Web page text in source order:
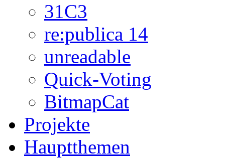
31C3
re:publica 14
unreadable
Quick-Voting
BitmapCat
Projekte
Hauptthemen